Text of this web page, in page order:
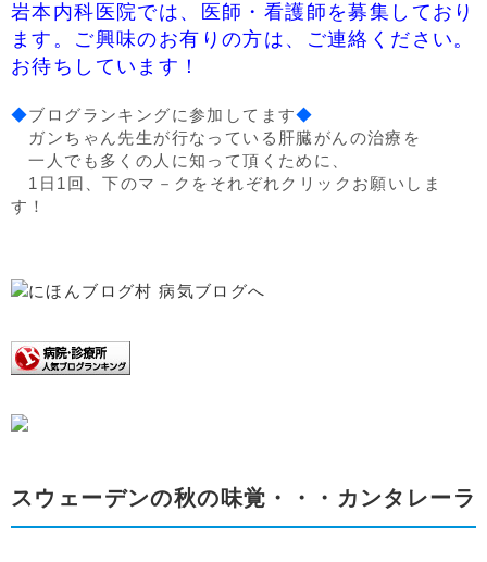
岩本内科医院では、医師・看護師を募集しており
ます。ご興味のお有りの方は、ご連絡ください。
お待ちしています！
◆ブログランキングに参加してます◆
ガンちゃん先生が行なっている肝臓がんの治療を
一人でも多くの人に知って頂くために、
1日1回、下のマ－クをそれぞれクリックお願いしま
す！
スウェーデンの秋の味覚・・・カンタレーラ